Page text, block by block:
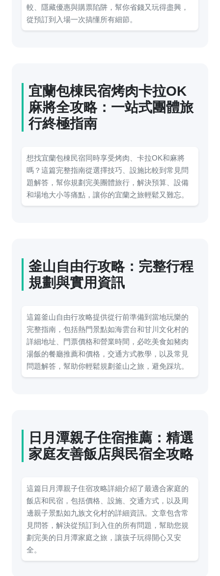
較、隱藏優惠與購票陷阱，幫你省錢又玩得盡興，
從預訂到入場一次搞懂所有細節。
宜蘭包棟民宿烤肉卡拉OK
麻將全攻略：一站式團體旅
行終極指南
想找宜蘭包棟民宿同時享受烤肉、卡拉OK和麻將
嗎？這篇完整指南從選擇技巧、設施比較到常見問
題解答，幫你規劃完美團體旅行，解決預算、設備
和場地大小等痛點，讓你的宜蘭之旅輕鬆又難忘。
釜山自由行攻略：完整行程
規劃與實用資訊
這篇釜山自由行攻略提供從行前準備到當地玩樂的
完整指南，包括熱門景點如海雲台和甘川文化村的
詳細地址、門票價格和營業時間，必吃美食如豬肉
湯飯的餐廳推薦和價格，交通方式教學，以及常見
問題解答，幫助你輕鬆規劃釜山之旅，避免踩坑。
日月潭親子住宿推薦：精選
家庭友善飯店與民宿全攻略
這篇日月潭親子住宿攻略詳細介紹了最適合家庭的
飯店和民宿，包括價格、設施、交通方式，以及周
邊親子景點如九族文化村的詳細資訊。文章包含常
見問答，解決從預訂到入住的所有問題，幫助您規
劃完美的日月潭家庭之旅，讓孩子玩得開心又安
全。